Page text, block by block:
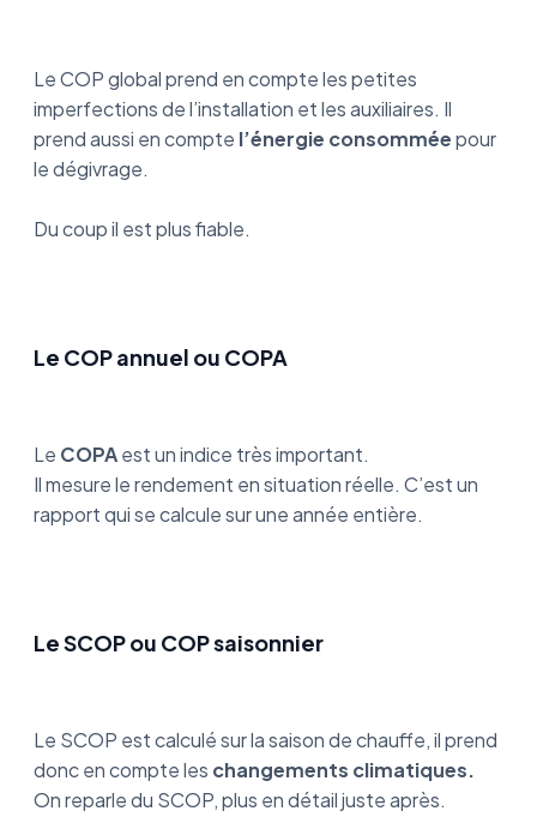
Le COP global prend en compte les petites
imperfections de l’installation et les auxiliaires. Il
prend aussi en compte l’énergie consomméepour
le dégivrage.
Du coup il est plus fiable.
Le COP annuel ou COPA
Le COPAest un indice très important.
Il mesure le rendement en situation réelle. C’est un
rapport qui se calcule sur une année entière.
Le SCOP ou COP saisonnier
Le SCOP est calculé sur la saison de chauffe, il prend
donc en compte les changements climatiques.
On reparle du SCOP, plus en détail juste après.